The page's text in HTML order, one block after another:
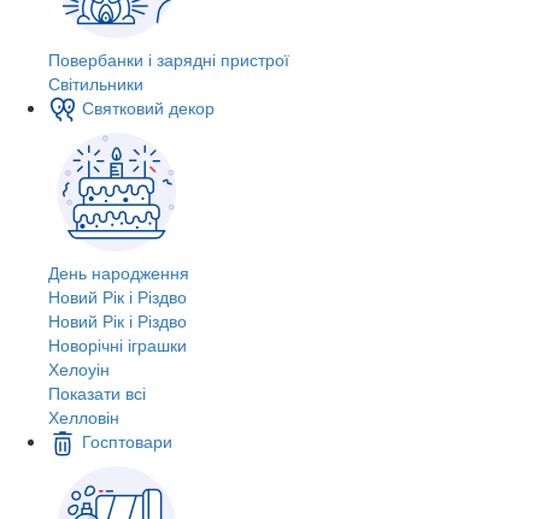
Повербанки і зарядні пристрої
Світильники
Святковий декор
День народження
Новий Рік і Різдво
Новий Рік і Різдво
Новорічні іграшки
Хелоуін
Показати всі
Хелловін
Госптовари